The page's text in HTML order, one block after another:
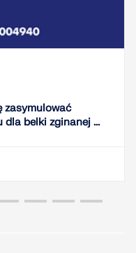
zasymulować
dla belki zginanej ...